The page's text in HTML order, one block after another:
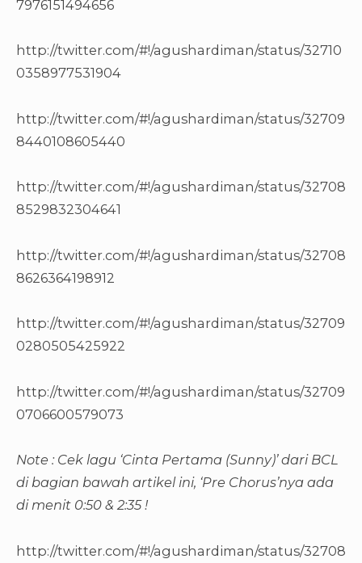
7976151494656
http://twitter.com/#!/agushardiman/status/32710
0358977531904
http://twitter.com/#!/agushardiman/status/32709
8440108605440
http://twitter.com/#!/agushardiman/status/32708
8529832304641
http://twitter.com/#!/agushardiman/status/32708
8626364198912
http://twitter.com/#!/agushardiman/status/32709
0280505425922
http://twitter.com/#!/agushardiman/status/32709
0706600579073
Note : Cek lagu ‘Cinta Pertama (Sunny)’ dari BCL
di bagian bawah artikel ini, ‘Pre Chorus’nya ada
di menit 0:50 & 2:35 !
http://twitter.com/#!/agushardiman/status/32708